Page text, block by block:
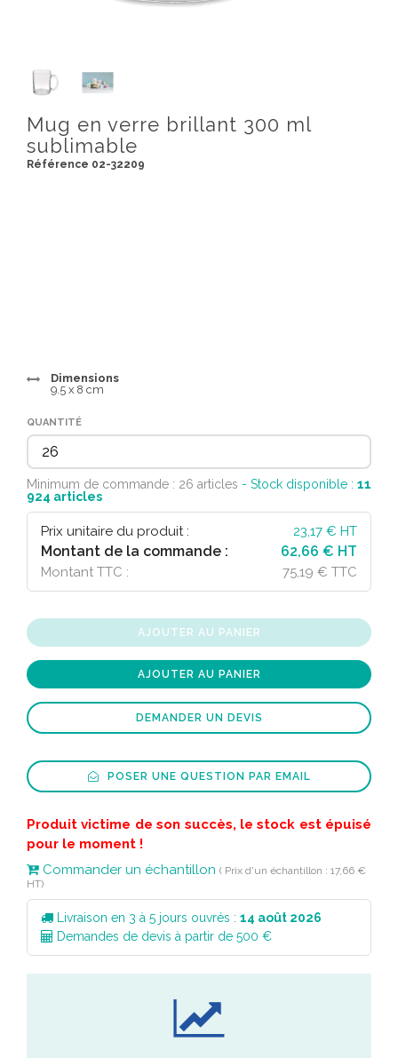
Mug en verre brillant 300 ml
sublimable
Référence 02-32209
Dimensions
9.5 x 8 cm
QUANTITÉ
Minimum de commande : 26 articles - Stock disponible : 11
924 articles
Prix unitaire du produit : 23,17 € HT
Montant de la commande : 62,66 € HT
Montant TTC : 75,19 € TTC
AJOUTER AU PANIER
AJOUTER AU PANIER
DEMANDER UN DEVIS
POSER UNE QUESTION PAR EMAIL
Produit victime de son succès, le stock est épuisé
pour le moment !
Commander un échantillon ( Prix d'un échantillon : 17,66 €
HT)
Livraison en 3 à 5 jours ouvrés : 14 août 2026
Demandes de devis à partir de 500 €